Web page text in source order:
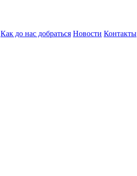
Как до нас добраться Новости Контакты